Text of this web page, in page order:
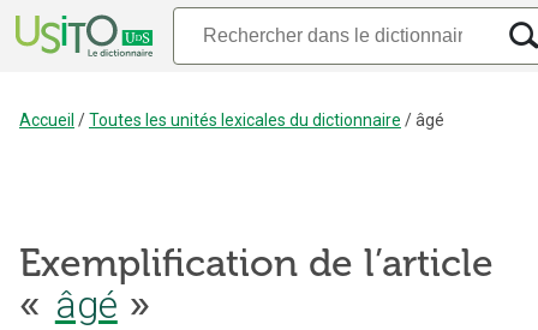
Accueil /Toutes les unités lexicales du dictionnaire /âgé
Exemplification de l’article
« âgé »